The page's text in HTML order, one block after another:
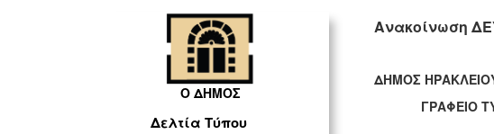
Ο ΔΗΜΟΣ
Δελτία Τύπου
Ανακοίνωση
ΔΗΜΟΣ
ΓΡΑΦΕΙΟ